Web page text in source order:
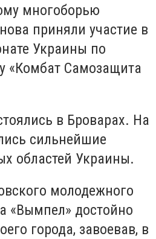
многоборью
приняли участие в
Украины по
«Комбат Самозащита
в Броварах. На
сильнейшие
областей Украины.
молодежного
«Вымпел» достойно
города, завоевав, в